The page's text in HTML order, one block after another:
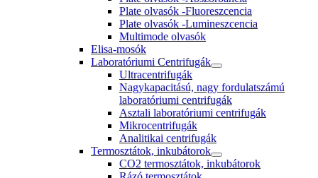
Plate olvasók -Fluoreszcencia
Plate olvasók -Lumineszcencia
Multimode olvasók
Elisa-mosók
Laboratóriumi Centrifugák
Ultracentrifugák
Nagykapacitású, nagy fordulatszámú
laboratóriumi centrifugák
Asztali laboratóriumi centrifugák
Mikrocentrifugák
Analitikai centrifugák
Termosztátok, inkubátorok
CO2 termosztátok, inkubátorok